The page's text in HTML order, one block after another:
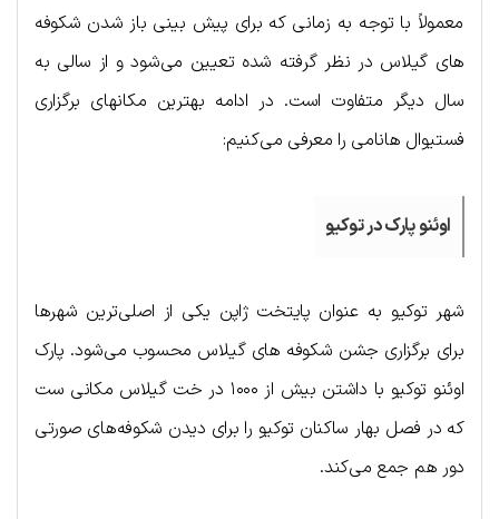
معمولاً با توجه به زمانی که برای پیش بینی باز شدن شکوفه
های گیلاس در نظر گرفته شده تعیین می‌شود و از سالی به
سال دیگر متفاوت است. در ادامه بهترین مکانهای برگزاری
فستیوال هانامی را معرفی می‌کنیم:
اوئنو پارک در توکیو
شهر توکیو به عنوان پایتخت ژاپن یکی از اصلی‌ترین شهرها
برای برگزاری جشن شکوفه های گیلاس محسوب می‌شود. پارک
اوئنو توکیو با داشتن بیش از ۱۰۰۰ در خت گیلاس مکانی ست
که در فصل بهار ساکنان توکیو را برای دیدن شکوفه‌های صورتی
دور هم جمع می‌کند.